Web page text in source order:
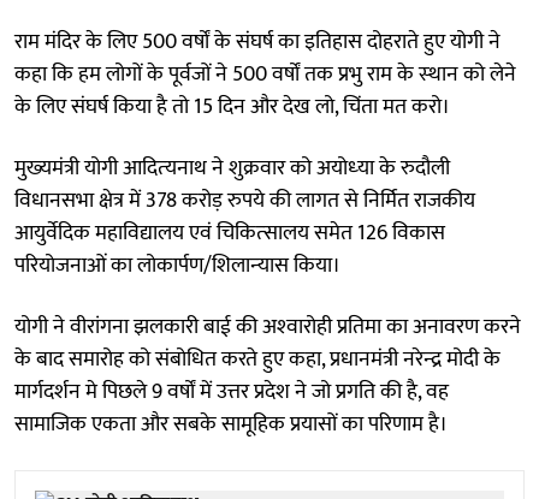
राम मंदिर के लिए 500 वर्षों के संघर्ष का इतिहास दोहराते हुए योगी ने
कहा कि हम लोगों के पूर्वजों ने 500 वर्षों तक प्रभु राम के स्‍थान को लेने
के लिए संघर्ष किया है तो 15 दिन और देख लो, चिंता मत करो।
मुख्‍यमंत्री योगी आदित्‍यनाथ ने शुक्रवार को अयोध्‍या के रुदौली
विधानसभा क्षेत्र में 378 करोड़ रुपये की लागत से निर्मित राजकीय
आयुर्वेदिक महाविद्यालय एवं चिकित्‍सालय समेत 126 विकास
परियोजनाओं का लोकार्पण/शिलान्‍यास किया।
योगी ने वीरांगना झलकारी बाई की अश्‍वारोही प्रतिमा का अनावरण करने
के बाद समारोह को संबोधित करते हुए कहा, प्रधानमंत्री नरेन्‍द्र मोदी के
मार्गदर्शन मे पिछले 9 वर्षों में उत्तर प्रदेश ने जो प्रगति की है, वह
सामाजिक एकता और सबके सामूहिक प्रयासों का परिणाम है।